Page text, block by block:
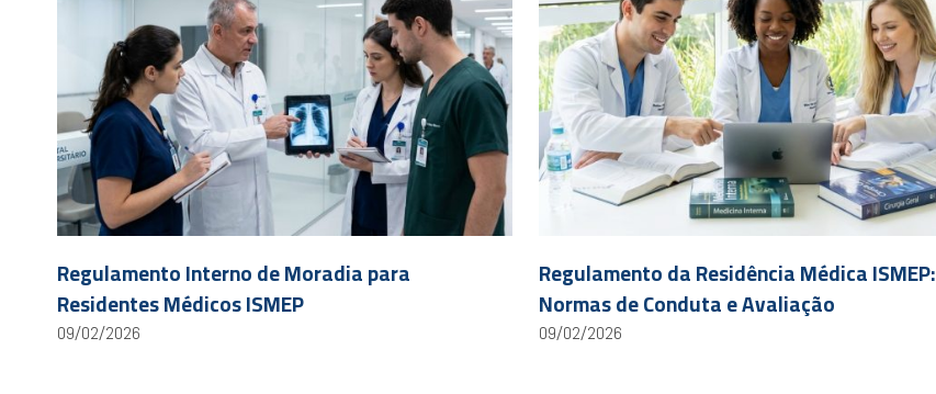
Regulamento Interno de Moradia para
Residentes Médicos ISMEP
09/02/2026
Regulamento da Residência Médica ISMEP:
Normas de Conduta e Avaliação
09/02/2026